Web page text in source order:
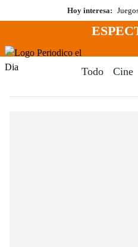
al
Hoy interesa:
Menú
Todo Cine